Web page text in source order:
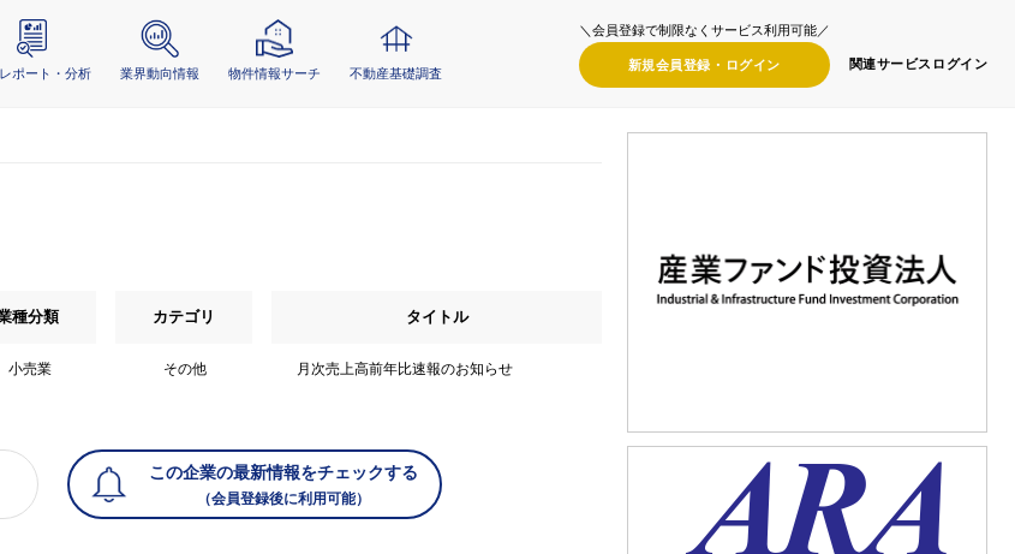
ポート・分析 業界動向情報 物件情報サーチ 不動産基礎調査
＼会員登録で制限なくサービス利用可能／
新規会員登録・ ログイン 関連サービス ログイン
種分類 カテゴリ タイトル
小売業 その他 月次売上高前年比速報のお知らせ
この企業の最新情報をチェックする
（会員登録後に利用可能）